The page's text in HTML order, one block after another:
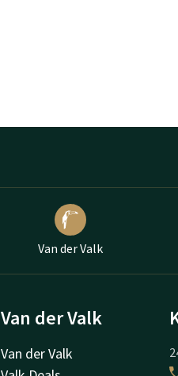
Van der Valk
Van der Valk
Van der Valk